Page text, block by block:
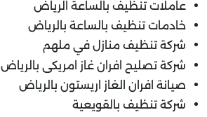
عاملات تنظيف بالساعة الرياض
خادمات تنظيف بالساعة بالرياض
شركة تنظيف منازل في ملهم
شركة تصليح افران غاز امريكى بالرياض
صيانة افران الغاز اريستون بالرياض
شركة تنظيف بالقويعية